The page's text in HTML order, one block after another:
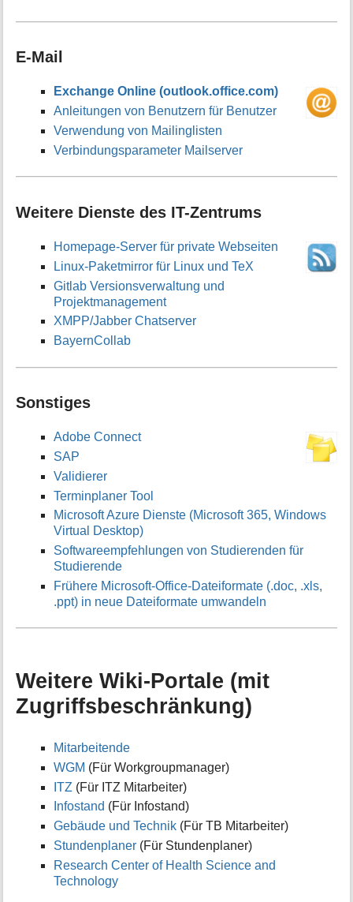
E-Mail
Exchange Online (outlook.office.com)
Anleitungen von Benutzern für Benutzer
Verwendung von Mailinglisten
Verbindungsparameter Mailserver
Weitere Dienste des IT-Zentrums
Homepage-Server für private Webseiten
Linux-Paketmirror für Linux und TeX
Gitlab Versionsverwaltung und
Projektmanagement
XMPP/Jabber Chatserver
BayernCollab
Sonstiges
Adobe Connect
SAP
Validierer
Terminplaner Tool
Microsoft Azure Dienste (Microsoft 365, Windows
Virtual Desktop)
Softwareempfehlungen von Studierenden für
Studierende
Frühere Microsoft‑Office‑Dateiformate (.doc, .xls,
.ppt) in neue Dateiformate umwandeln
Weitere Wiki-Portale (mit
Zugriffsbeschränkung)
Mitarbeitende
WGM (Für Workgroupmanager)
ITZ (Für ITZ Mitarbeiter)
Infostand (Für Infostand)
Gebäude und Technik (Für TB Mitarbeiter)
Stundenplaner (Für Stundenplaner)
Research Center of Health Science and
Technology